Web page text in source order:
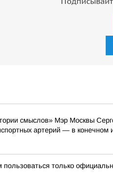
смыслов» Мэр Москвы
артерий — в конечном
пользоваться только